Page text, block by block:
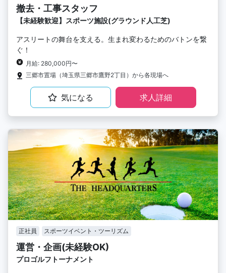
撤去・工事スタッフ
【未経験歓迎】スポーツ施設(グラウンド人工芝)
アスリートの舞台を支える。生まれ変わるためのバトンを繋
ぐ！
月給: 280,000円〜
三郷市置場（埼玉県三郷市鷹野2丁目）から各現場へ
気になる 求人詳細
正社員 スポーツイベント・ツーリズム
運営・企画(未経験OK)
プロゴルフトーナメント